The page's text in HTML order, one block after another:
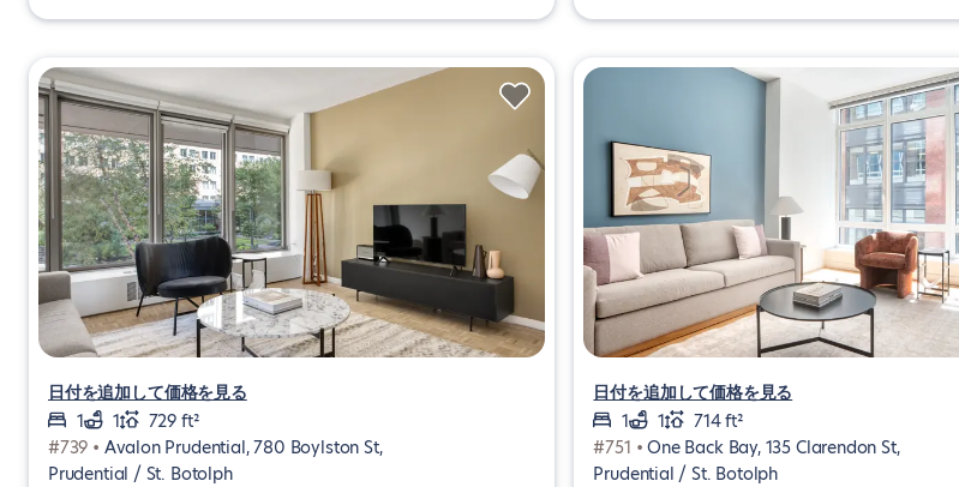
日付を追加して価格を見る
1
1
729 ft²
#739 • Avalon Prudential, 780 Boylston St,
Prudential / St. Botolph
日付を追加して価格を見る
1
1
714 ft²
#751 •One Back Bay, 135 Clarendon St,
Prudential / St. Botolph